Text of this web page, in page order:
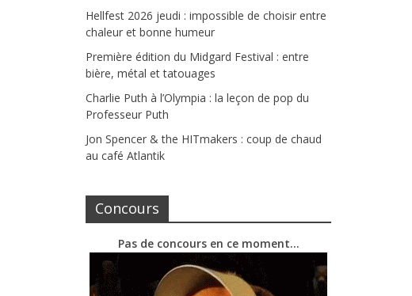
Hellfest 2026 jeudi : impossible de choisir entre
chaleur et bonne humeur
Première édition du Midgard Festival : entre
bière, métal et tatouages
Charlie Puth à l’Olympia : la leçon de pop du
Professeur Puth
Jon Spencer & the HITmakers : coup de chaud
au café Atlantik
Concours
Pas de concours en ce moment…